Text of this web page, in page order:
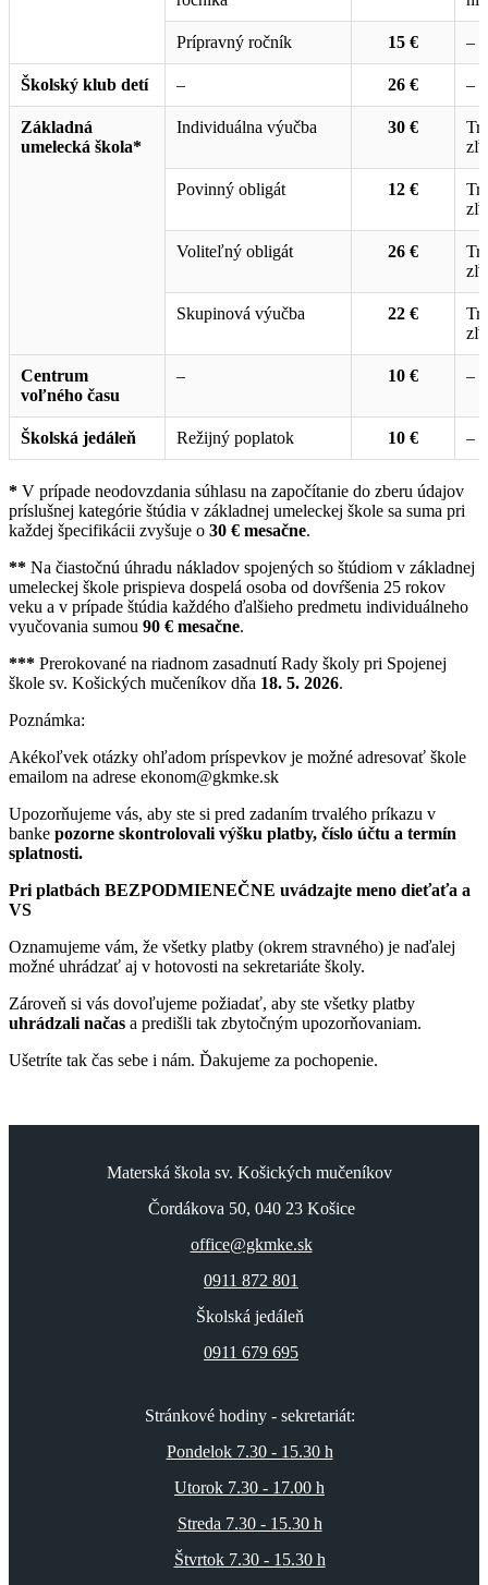
Prípravný ročník 15 € –
Školský klub detí – 26 € –
Základná
umelecká škola*
Individuálna výučba 30 €
Povinný obligát 12 €
Voliteľný obligát 26 €
Skupinová výučba 22 €
Centrum
voľného času
– 10 € –
Školská jedáleň Režijný poplatok 10 € –
* V prípade neodovzdania súhlasu na započítanie do zberu údajov
príslušnej kategórie štúdia v základnej umeleckej škole sa suma pri
každej špecifikácii zvyšuje o 30 € mesačne.
** Na čiastočnú úhradu nákladov spojených so štúdiom v základnej
umeleckej škole prispieva dospelá osoba od dovŕšenia 25 rokov
veku a v prípade štúdia každého ďalšieho predmetu individuálneho
vyučovania sumou 90 € mesačne.
*** Prerokované na riadnom zasadnutí Rady školy pri Spojenej
škole sv. Košických mučeníkov dňa 18. 5. 2026.
Poznámka:
Akékoľvek otázky ohľadom príspevkov je možné adresovať škole
emailom na adrese ekonom@gkmke.sk
Upozorňujeme vás, aby ste si pred zadaním trvalého príkazu v
banke pozorne skontrolovali výšku platby, číslo účtu a termín
splatnosti.
Pri platbách BEZPODMIENEČNE uvádzajte meno dieťaťa a
VS
Oznamujeme vám, že všetky platby (okrem stravného) je naďalej
možné uhrádzať aj v hotovosti na sekretariáte školy.
Zároveň si vás dovoľujeme požiadať, aby ste všetky platby
uhrádzali načas a predišli tak zbytočným upozorňovaniam.
Ušetríte tak čas sebe i nám. Ďakujeme za pochopenie.
Materská škola sv. Košických mučeníkov
Čordákova 50, 040 23 Košice
office@gkmke.sk
0911 872 801
Školská jedáleň
0911 679 695
Stránkové hodiny - sekretariát:
Pondelok 7.30 - 15.30 h
Utorok 7.30 - 17.00 h
Streda 7.30 - 15.30 h
Štvrtok 7.30 - 15.30 h